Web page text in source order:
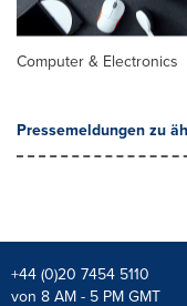
Computer & Electronics
Pressemeldungen zu
+44 (0)20 7454 5110
von 8 AM - 5 PM GMT